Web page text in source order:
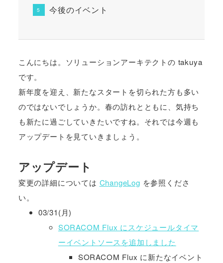
今後のイベント
こんにちは。ソリューションアーキテクトの takuya
です。
新年度を迎え、新たなスタートを切られた方も多い
のではないでしょうか。春の訪れとともに、気持ち
も新たに過ごしていきたいですね。それでは今週も
アップデートを見ていきましょう。
アップデート
変更の詳細については ChangeLog を参照くださ
い。
03/31(月)
SORACOM Flux にスケジュールタイマ
ーイベントソースを追加しました
SORACOM Flux に新たなイベント